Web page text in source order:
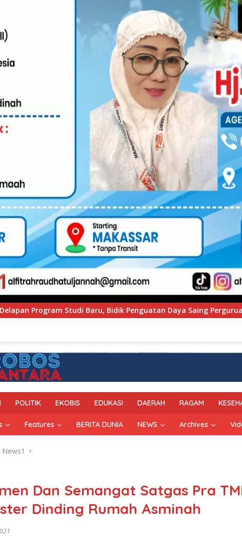
Daya Saing Perguruan Tinggi. PT Pegadaian
POLITIK EKOBIS EDUKASI DAERAH RAGAM
Features BERITA DUNIA NEWS Archives
News1
Dan Semangat Satgas Pra
Dinding Rumah Asminah